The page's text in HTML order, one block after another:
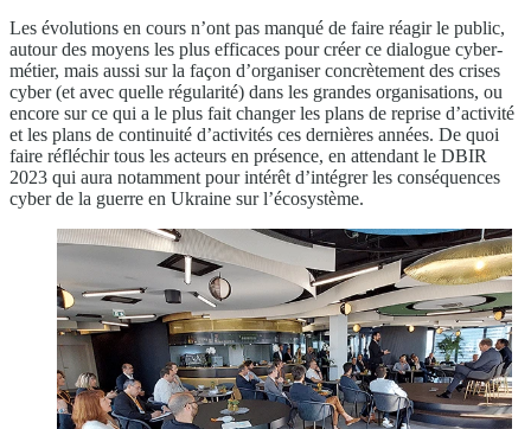
Les évolutions en cours n’ont pas manqué de faire réagir le public,
autour des moyens les plus efficaces pour créer ce dialogue cyber-
métier, mais aussi sur la façon d’organiser concrètement des crises
cyber (et avec quelle régularité) dans les grandes organisations, ou
encore sur ce qui a le plus fait changer les plans de reprise d’activité
et les plans de continuité d’activités ces dernières années. De quoi
faire réfléchir tous les acteurs en présence, en attendant le DBIR
2023 qui aura notamment pour intérêt d’intégrer les conséquences
cyber de la guerre en Ukraine sur l’écosystème.